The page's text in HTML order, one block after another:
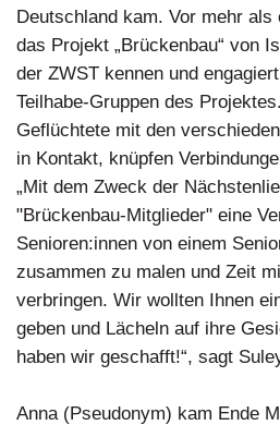
Deutschland kam. Vor mehr
das Projekt „Brückenbau“ von
der ZWST kennen und
Teilhabe-Gruppen des
Geflüchtete mit den
in Kontakt, knüpfen
„Mit dem Zweck der
"Brückenbau-Mitglieder" eine
Senioren:innen von einem
zusammen zu malen und Zeit
verbringen. Wir wollten Ihnen
geben und Lächeln auf ihre
haben wir geschafft!“, sagt
Anna (Pseudonym) kam Ende